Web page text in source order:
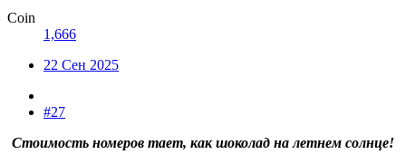
Coin
1,666
22 Сен 2025
#27
Стоимость номеров тает, как шоколад на летнем солнце!